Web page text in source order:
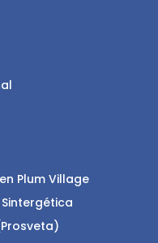
Plum Village